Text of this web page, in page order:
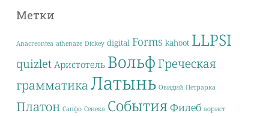
Метки
Anacreontea athenaze Dickey digital Forms kahoot LLPSI
quizlet Аристотель Вольф Греческая
грамматикаЛатынь Овидий Петрарка
Платон Сапфо Сенека События Филеб аорист